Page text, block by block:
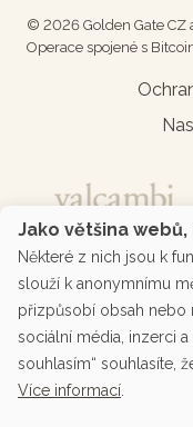
© 2026 Golden Gate CZ
Operace spojené s
Jako většina
Některé z nich jsou k
slouží k anonymnímu
přizpůsobí obsah nebo
sociální média, inzerci a
souhlasím“ souhlasíte,
Více informací